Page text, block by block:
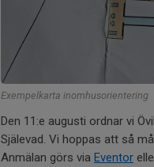
Exempelkarta inomhusorientering
Den 11:e augusti ordnar vi
Själevad. Vi hoppas att så
Anmälan görs via Eventor